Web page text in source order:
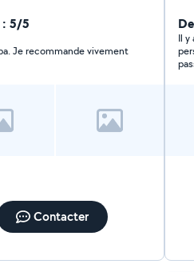
: 5/5
Adorable monsieur, vraiment sympa. Je recommande vivement
Contacter
Il y